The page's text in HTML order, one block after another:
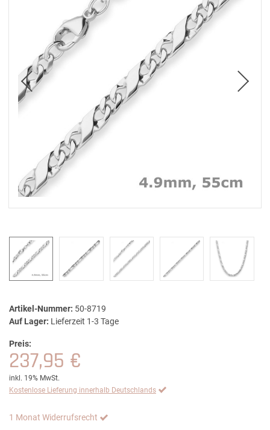
Artikel-Nummer: 50-8719
Auf Lager: Lieferzeit 1-3 Tage
Preis:
237,95 €
inkl. 19% MwSt.
Kostenlose Lieferung innerhalb Deutschlands
1 Monat Widerrufsrecht